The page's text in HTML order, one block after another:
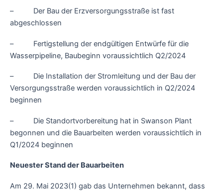
– Der Bau der Erzversorgungsstraße ist fast
abgeschlossen
– Fertigstellung der endgültigen Entwürfe für die
Wasserpipeline, Baubeginn voraussichtlich Q2/2024
– Die Installation der Stromleitung und der Bau der
Versorgungsstraße werden voraussichtlich in Q2/2024
beginnen
– Die Standortvorbereitung hat in Swanson Plant
begonnen und die Bauarbeiten werden voraussichtlich in
Q1/2024 beginnen
Neuester Stand der Bauarbeiten
Am 29. Mai 2023(1) gab das Unternehmen bekannt, dass